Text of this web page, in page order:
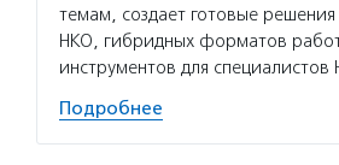
темам, создает готовые решения
НКО, гибридных форматов
инструментов для специалистов
Подробнее